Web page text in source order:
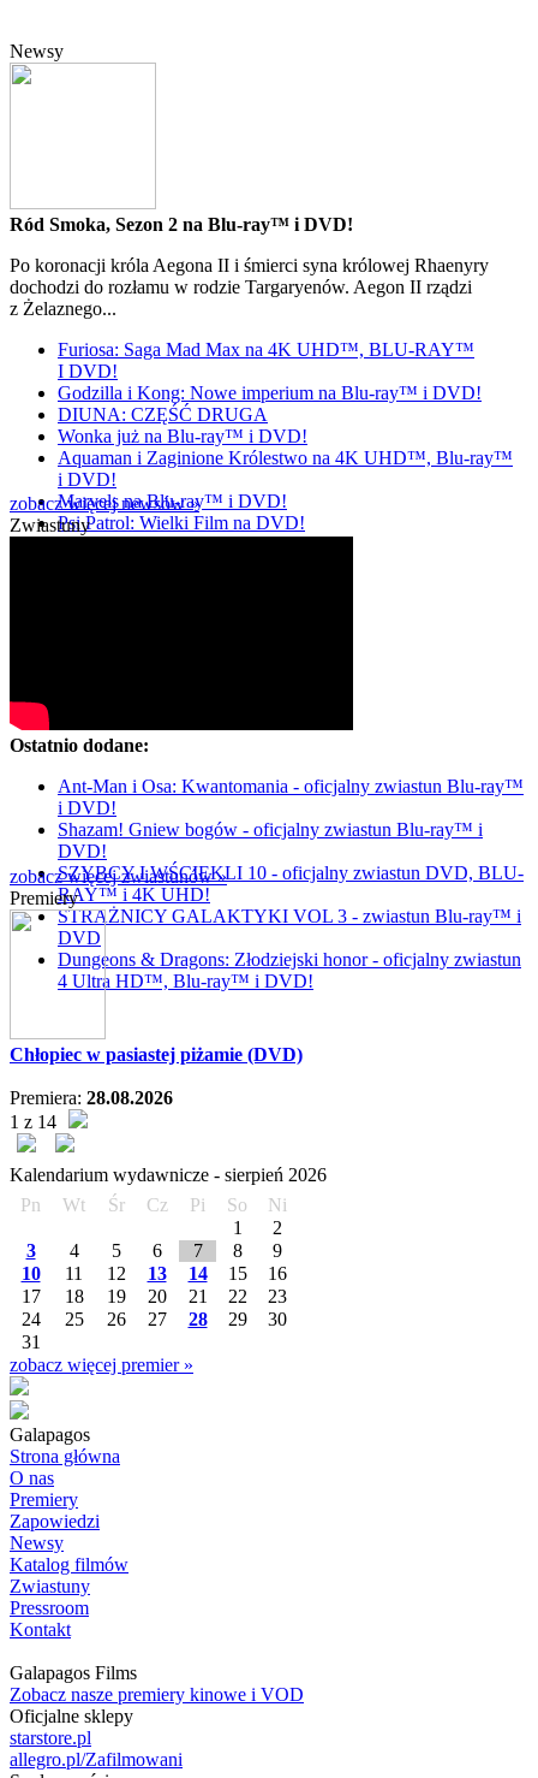
Newsy
Ród Smoka, Sezon 2 na Blu-ray™ i DVD!
Po koronacji króla Aegona II i śmierci syna królowej Rhaenyry
dochodzi do rozłamu w rodzie Targaryenów. Aegon II rządzi
z Żelaznego...
Furiosa: Saga Mad Max na 4K UHD™, BLU-RAY™
I DVD!
Godzilla i Kong: Nowe imperium na Blu-ray™ i DVD!
DIUNA: CZĘŚĆ DRUGA
Wonka już na Blu-ray™ i DVD!
Aquaman i Zaginione Królestwo na 4K UHD™, Blu-ray™
i DVD!
Marvels na Blu-ray™ i DVD!
Psi Patrol: Wielki Film na DVD!
zobacz więcej newsów »
Zwiastuny
Ostatnio dodane:
Ant-Man i Osa: Kwantomania - oficjalny zwiastun Blu-ray™
i DVD!
Shazam! Gniew bogów - oficjalny zwiastun Blu-ray™ i
DVD!
SZYBCY I WŚCIEKLI 10 - oficjalny zwiastun DVD, BLU-
RAY™ i 4K UHD!
STRAŻNICY GALAKTYKI VOL 3 - zwiastun Blu-ray™ i
DVD
Dungeons & Dragons: Złodziejski honor - oficjalny zwiastun
4 Ultra HD™, Blu-ray™ i DVD!
zobacz więcej zwiastunów »
Premiery
Chłopiec w pasiastej piżamie (DVD)
Premiera: 28.08.2026
1 z 14
Kalendarium wydawnicze - sierpień 2026
Pn
Wt Śr Cz Pi So
Ni
1
2
3
4 5 6 7 8
9
10
11 12 13 14 15
16
17
18 19 20 21 22
23
24
25 26 27 28 29
30
31
zobacz więcej premier »
Galapagos
Strona główna
O nas
Premiery
Zapowiedzi
Newsy
Katalog filmów
Zwiastuny
Pressroom
Kontakt
Galapagos Films
Zobacz nasze premiery kinowe i VOD
Oficjalne sklepy
starstore.pl
allegro.pl/Zafilmowani